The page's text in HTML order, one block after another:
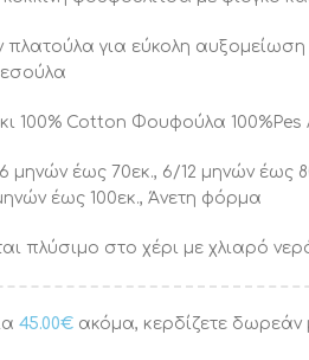
πλατούλα για εύκολη
100% Cotton Φουφούλα 100%Pes
μηνών έως 70εκ., 6/12 μηνών έως
έως 100εκ., Άνετη φόρμα
πλύσιμο στο χέρι με χλιαρό
45.00€ακόμα, κερδίζετε δωρεάν